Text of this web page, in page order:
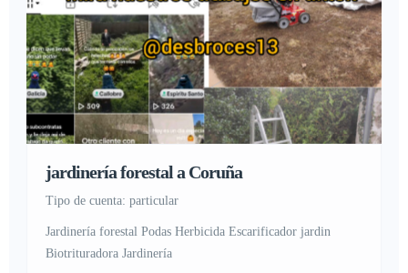
jardinería forestal a Coruña
tipo de cuenta: particular
Jardinería forestal Podas Herbicida Escarificador jardin
Biotrituradora Jardinería